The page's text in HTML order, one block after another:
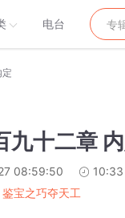
电台
九十二章
08:59:50 10:33
鉴宝之巧夺天工